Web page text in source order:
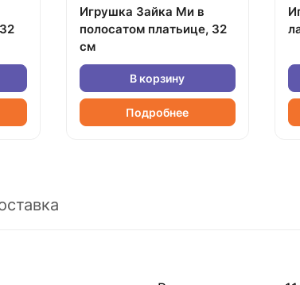
Игрушка Зайка Ми в
полосатом платьице, 32
см
В корзину
Подробнее